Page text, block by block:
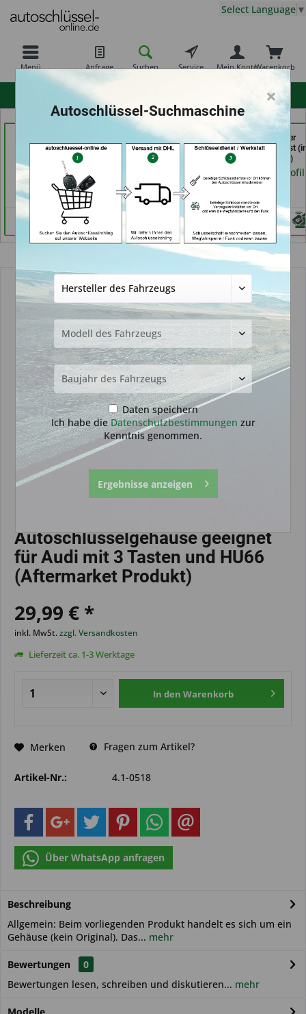
Menü Anfrage Suchen Service Warenkorb
Mein Konto
Select Language ▼
Schlüsseldienst (in
Händlerprofil
AutoAufsperrer (in Bad
Arolsen)
Händlerprofil
Calenberger
Schlüssedienst
Hannover)
Händlerprofil
Autoschlüsselgehäuse und Zubehör
Autoschlüsselgehäuse geeignet
für Audi mit 3 Tasten und HU66
(Aftermarket Produkt)
29,99 € *
inkl. MwSt.zzgl. Versandkosten
Lieferzeit ca. 1-3 Werktage
In den Warenkorb
Merken Fragen zum Artikel?
Artikel-Nr.: 4.1-0518
Über WhatsApp anfragen
Beschreibung
Allgemein: Beim vorliegenden Produkt handelt es sich um ein
Gehäuse (kein Original). Das... mehr
Bewertungen
0
Bewertungen lesen, schreiben und diskutieren... mehr
×
Autoschlüssel-Suchmaschine
Daten speichern
Ich habe dieDatenschutzbestimmungen zur
Kenntnis genommen.
Ergebnisse anzeigen